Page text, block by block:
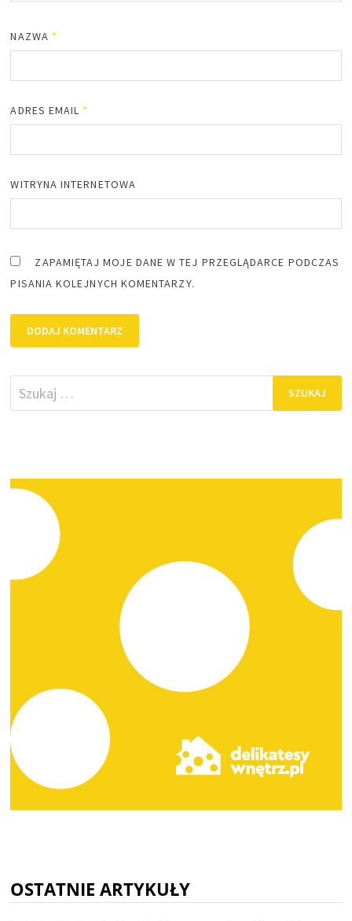
NAZWA *
ADRES EMAIL *
WITRYNA INTERNETOWA
ZAPAMIĘTAJ MOJE DANE W TEJ PRZEGLĄDARCE PODCZAS
PISANIA KOLEJNYCH KOMENTARZY.
Szukaj:
OSTATNIE ARTYKUŁY